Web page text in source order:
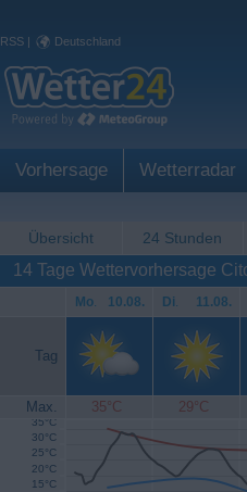
RSS | Deutschland
Vorhersage Wetterradar
Übersicht 24 Stunden
14 Tage Wettervorhersage
Mo. 10.08. Di. 11.08.
Tag
Max. 35°C 29°C
15°C
20°C
25°C
30°C
35°C